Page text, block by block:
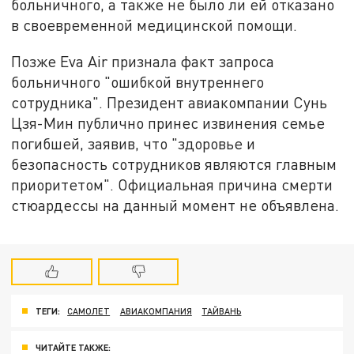
больничного, а также не было ли ей отказано
в своевременной медицинской помощи.
Позже Eva Air признала факт запроса
больничного "ошибкой внутреннего
сотрудника". Президент авиакомпании Сунь
Цзя-Мин публично принес извинения семье
погибшей, заявив, что "здоровье и
безопасность сотрудников являются главным
приоритетом". Официальная причина смерти
стюардессы на данный момент не объявлена.
ТЕГИ: САМОЛЕТ АВИАКОМПАНИЯ ТАЙВАНЬ
ЧИТАЙТЕ ТАКЖЕ: